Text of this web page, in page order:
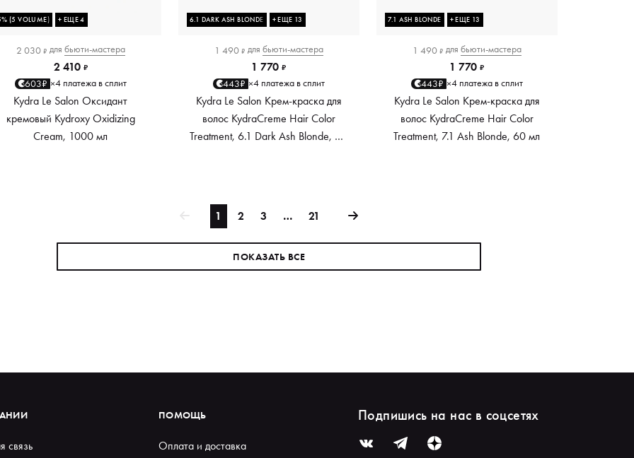
(5 VOLUME) + ЕЩЕ 4
2 030 ₽ для бьюти-мастера
2 410 ₽
603₽ ×4 платежа в сплит
Kydra Le Salon Оксидант
кремовый Kydroxy Oxidizing
Cream, 1000 мл
6.1 DARK ASH BLONDE + ЕЩЕ 13
1 490 ₽ для бьюти-мастера
1 770 ₽
443₽ ×4 платежа в сплит
Kydra Le Salon Крем-краска для
волос KydraCreme Hair Color
Treatment, 6.1 Dark Ash Blonde, 60
7.1 ASH BLONDE + ЕЩЕ 13
1 490 ₽ для бьюти-мастера
1 770 ₽
443₽ ×4 платежа в сплит
Kydra Le Salon Крем-краска для
волос KydraCreme Hair Color
Treatment, 7.1 Ash Blonde, 60 мл
1 2 3 … 21
ПОКАЗАТЬ ВСЕ
связь
ПОМОЩЬ
Оплата и доставка
Подпишись на нас в соцсетях